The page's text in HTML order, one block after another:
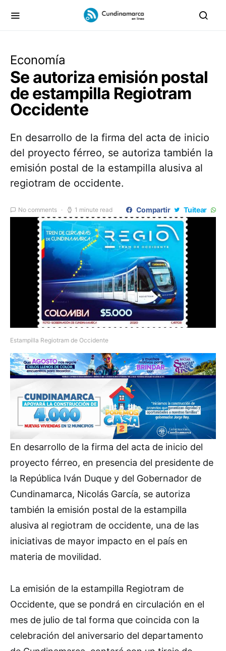
Economía
Se autoriza emisión postal
de estampilla Regiotram
Occidente
En desarrollo de la firma del acta de inicio
del proyecto férreo, se autoriza también la
emisión postal de la estampilla alusiva al
regiotram de occidente.
No comments 1 minute read Compartir Tuitear
Estampilla Regiotram de Occidente
En desarrollo de la firma del acta de inicio del
proyecto férreo, en presencia del presidente de
la República Iván Duque y del Gobernador de
Cundinamarca, Nicolás García, se autoriza
también la emisión postal de la estampilla
alusiva al regiotram de occidente, una de las
iniciativas de mayor impacto en el país en
materia de movilidad.
La emisión de la estampilla Regiotram de
Occidente, que se pondrá en circulación en el
mes de julio de tal forma que coincida con la
celebración del aniversario del departamento